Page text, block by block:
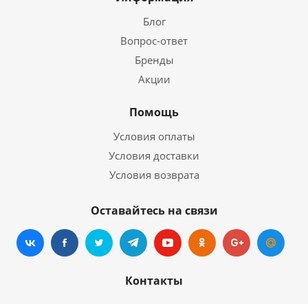
Блог
Вопрос-ответ
Бренды
Акции
Помощь
Условия оплаты
Условия доставки
Условия возврата
Оставайтесь на связи
Контакты